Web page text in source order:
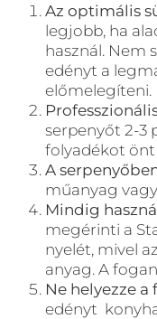
Az optimális
legjobb, ha
használ. Nem
edényt a
előmelegíteni.
serpenyőt 2-3
folyadékot önt
A
műanyag
Mindig
megérinti a
nyelét, mivel
anyag. A
Ne helyezze
edényt